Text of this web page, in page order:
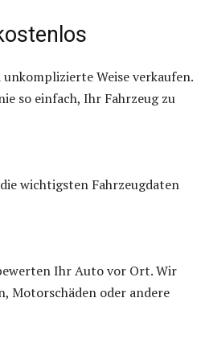
Weise verkaufen.
so einfach, Ihr Fahrzeug zu
wichtigsten Fahrzeugdaten
Ihr Auto vor Ort. Wir
Motorschäden oder andere